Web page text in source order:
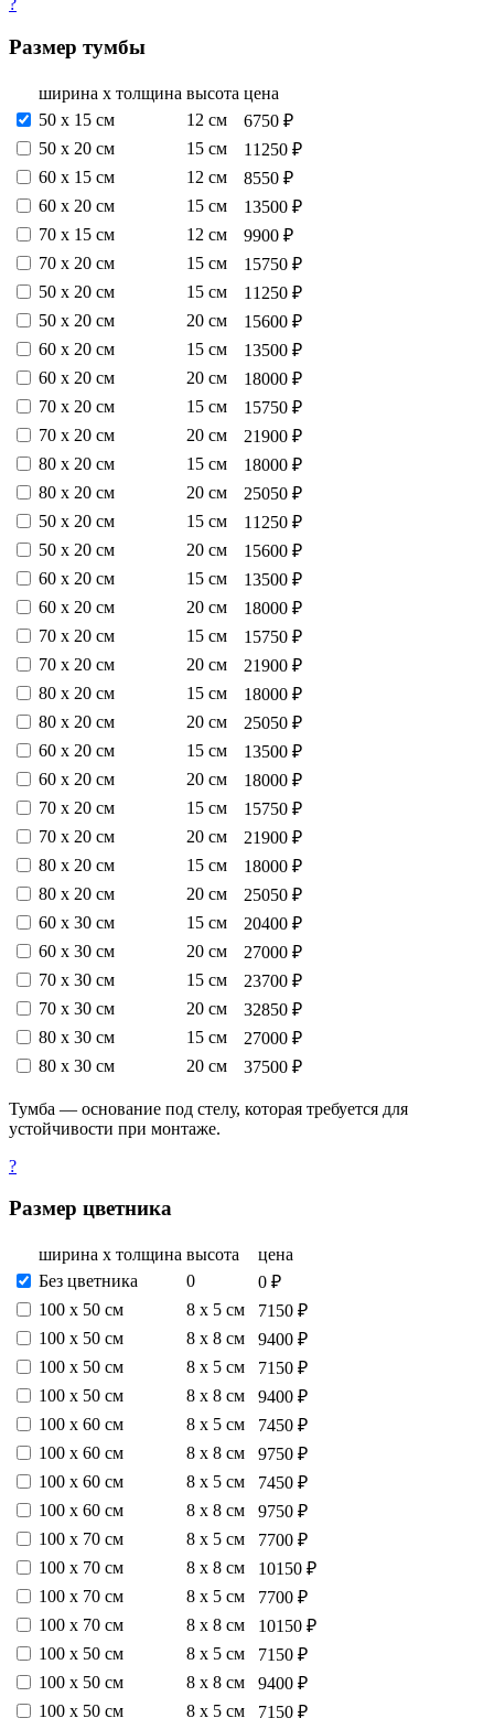
?
Размер тумбы
ширина х толщина высота цена
50 х 15 см
12 см
6750 ₽
50 х 20 см
15 см
11250 ₽
60 х 15 см
12 см
8550 ₽
60 х 20 см
15 см
13500 ₽
70 х 15 см
12 см
9900 ₽
70 х 20 см
15 см
15750 ₽
50 х 20 см
15 см
11250 ₽
50 х 20 см
20 см
15600 ₽
60 х 20 см
15 см
13500 ₽
60 х 20 см
20 см
18000 ₽
70 х 20 см
15 см
15750 ₽
70 х 20 см
20 см
21900 ₽
80 х 20 см
15 см
18000 ₽
80 х 20 см
20 см
25050 ₽
50 х 20 см
15 см
11250 ₽
50 х 20 см
20 см
15600 ₽
60 х 20 см
15 см
13500 ₽
60 х 20 см
20 см
18000 ₽
70 х 20 см
15 см
15750 ₽
70 х 20 см
20 см
21900 ₽
80 х 20 см
15 см
18000 ₽
80 х 20 см
20 см
25050 ₽
60 х 20 см
15 см
13500 ₽
60 х 20 см
20 см
18000 ₽
70 х 20 см
15 см
15750 ₽
70 х 20 см
20 см
21900 ₽
80 х 20 см
15 см
18000 ₽
80 х 20 см
20 см
25050 ₽
60 х 30 см
15 см
20400 ₽
60 х 30 см
20 см
27000 ₽
70 х 30 см
15 см
23700 ₽
70 х 30 см
20 см
32850 ₽
80 х 30 см
15 см
27000 ₽
80 х 30 см
20 см 37500 ₽
Тумба — основание под стелу, которая требуется для
устойчивости при монтаже.
?
Размер цветника
ширина х толщина высота
цена
Без цветника
0
0 ₽
100 х 50 см
8 х 5 см
7150 ₽
100 х 50 см
8 х 8 см
9400 ₽
100 х 50 см
8 х 5 см
7150 ₽
100 х 50 см
8 х 8 см
9400 ₽
100 х 60 см
8 х 5 см
7450 ₽
100 х 60 см
8 х 8 см
9750 ₽
100 х 60 см
8 х 5 см
7450 ₽
100 х 60 см
8 х 8 см
9750 ₽
100 х 70 см
8 х 5 см
7700 ₽
100 х 70 см
8 х 8 см
10150 ₽
100 х 70 см
8 х 5 см
7700 ₽
100 х 70 см
8 х 8 см
10150 ₽
100 х 50 см
8 х 5 см
7150 ₽
100 х 50 см
8 х 8 см
9400 ₽
100 х 50 см
8 х 5 см
7150 ₽